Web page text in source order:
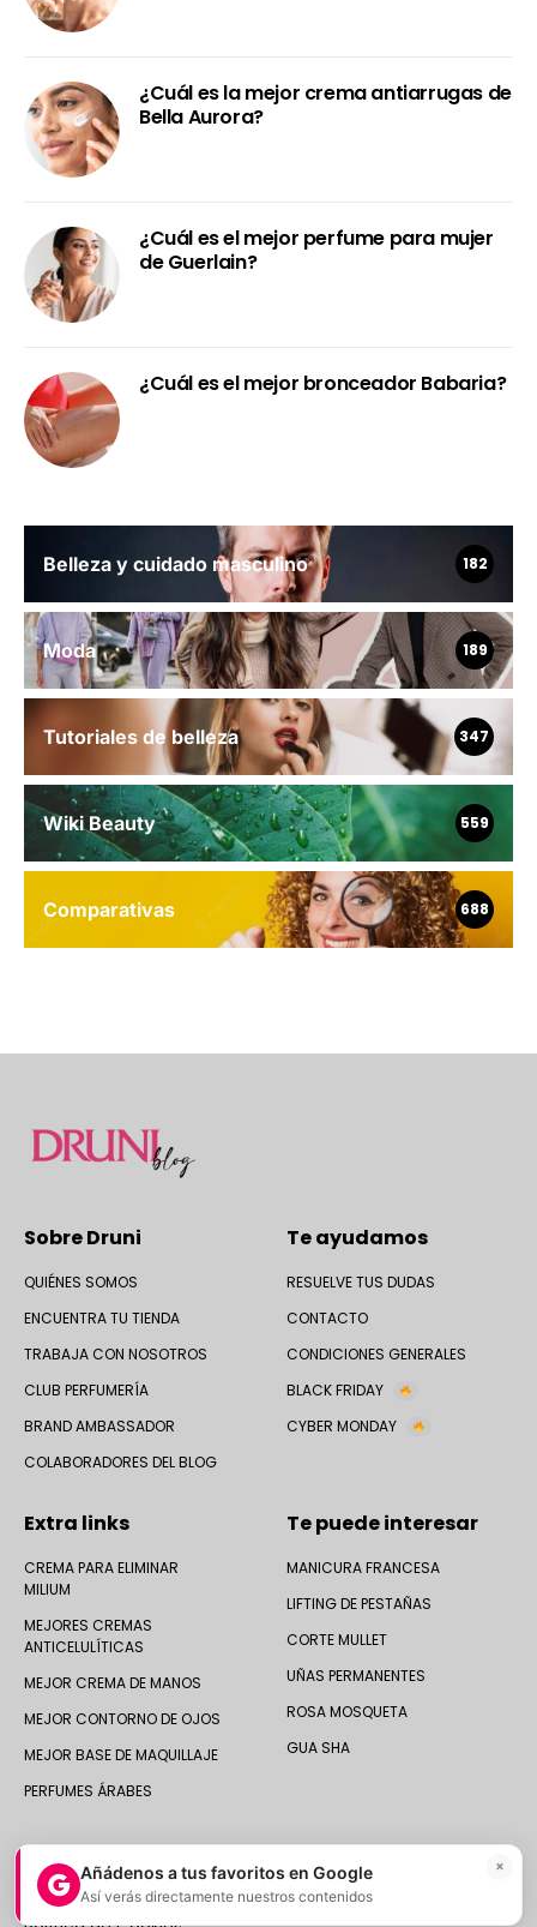
¿Cuál es la mejor crema antiarrugas de
Bella Aurora?
¿Cuál es el mejor perfume para mujer
de Guerlain?
¿Cuál es el mejor bronceador Babaria?
Belleza y cuidado masculino 182
Moda 189
Tutoriales de belleza 347
Wiki Beauty 559
Comparativas 688
Sobre Druni
QUIÉNES SOMOS
ENCUENTRA TU TIENDA
TRABAJA CON NOSOTROS
CLUB PERFUMERÍA
BRAND AMBASSADOR
COLABORADORES DEL BLOG
Te ayudamos
RESUELVE TUS DUDAS
CONTACTO
CONDICIONES GENERALES
BLACK FRIDAY
CYBER MONDAY
Extra links
CREMA PARA ELIMINAR
MILIUM
MEJORES CREMAS
ANTICELULÍTICAS
MEJOR CREMA DE MANOS
MEJOR CONTORNO DE OJOS
MEJOR BASE DE MAQUILLAJE
PERFUMES ÁRABES
Te puede interesar
MANICURA FRANCESA
LIFTING DE PESTAÑAS
CORTE MULLET
UÑAS PERMANENTES
ROSA MOSQUETA
GUA SHA
© 2025 Druni España ·Aviso legal|Política de Privacidad
Añádenos a tus favoritos en Google
Así verás directamente nuestros contenidos
×